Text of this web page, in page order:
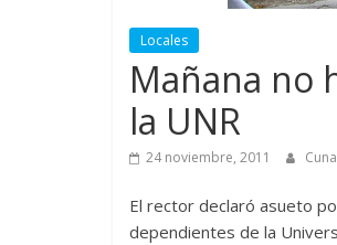
Locales
Mañana no
la UNR
24 noviembre, 2011
El rector declaró asueto
dependientes de la